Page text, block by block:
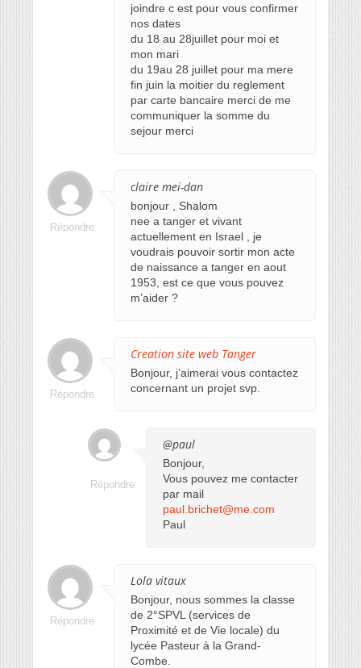
joindre c est pour vous confirmer
nos dates
du 18 au 28juillet pour moi et
mon mari
du 19au 28 juillet pour ma mere
fin juin la moitier du reglement
par carte bancaire merci de me
communiquer la somme du
sejour merci
claire mei-dan
bonjour , Shalom
nee a tanger et vivant
actuellement en Israel , je
voudrais pouvoir sortir mon acte
de naissance a tanger en aout
1953, est ce que vous pouvez
m’aider ?
Répondre
Creation site web Tanger
Bonjour, j’aimerai vous contactez
concernant un projet svp.
Répondre
@paul
Bonjour,
Vous pouvez me contacter
par mail
paul.brichet@me.com
Paul
Répondre
Lola vitaux
Bonjour, nous sommes la classe
de 2°SPVL (services de
Proximité et de Vie locale) du
lycée Pasteur à la Grand-
Combe.
Répondre